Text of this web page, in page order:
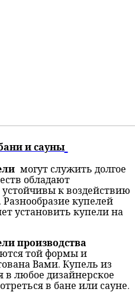
и сауны
могут служить долгое
обладают
к воздействию
купелей
установить купели на
производства
той формы и
Вами. Купель из
любое дизайнерское
в бане или сауне.